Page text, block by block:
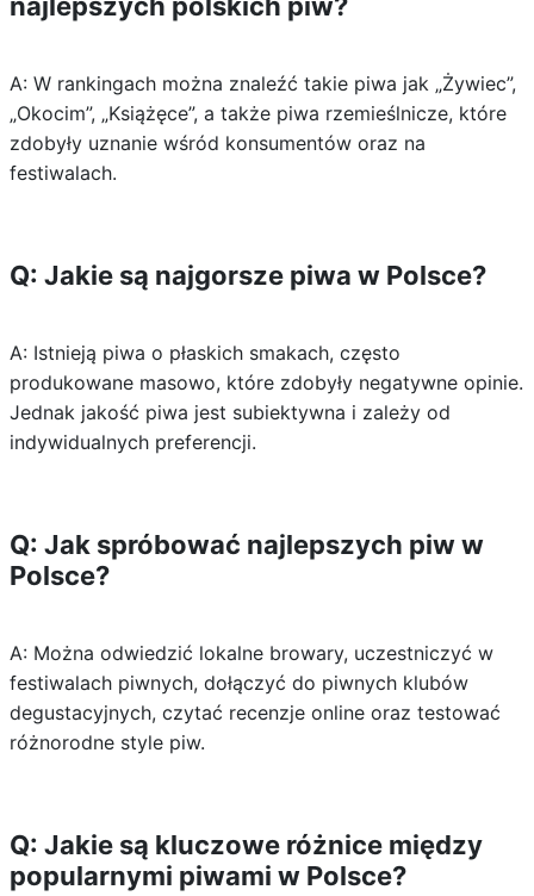
A: W rankingach można znaleźć takie piwa jak „Żywiec”,
„Okocim”, „Książęce”, a także piwa rzemieślnicze, które
zdobyły uznanie wśród konsumentów oraz na
festiwalach.
Q: Jakie są najgorsze piwa w Polsce?
A: Istnieją piwa o płaskich smakach, często
produkowane masowo, które zdobyły negatywne opinie.
Jednak jakość piwa jest subiektywna i zależy od
indywidualnych preferencji.
Q: Jak spróbować najlepszych piw w
Polsce?
A: Można odwiedzić lokalne browary, uczestniczyć w
festiwalach piwnych, dołączyć do piwnych klubów
degustacyjnych, czytać recenzje online oraz testować
różnorodne style piw.
Q: Jakie są kluczowe różnice między
popularnymi piwami w Polsce?